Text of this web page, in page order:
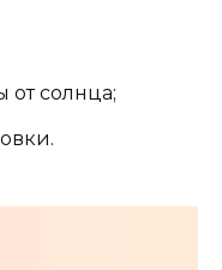
от солнца;